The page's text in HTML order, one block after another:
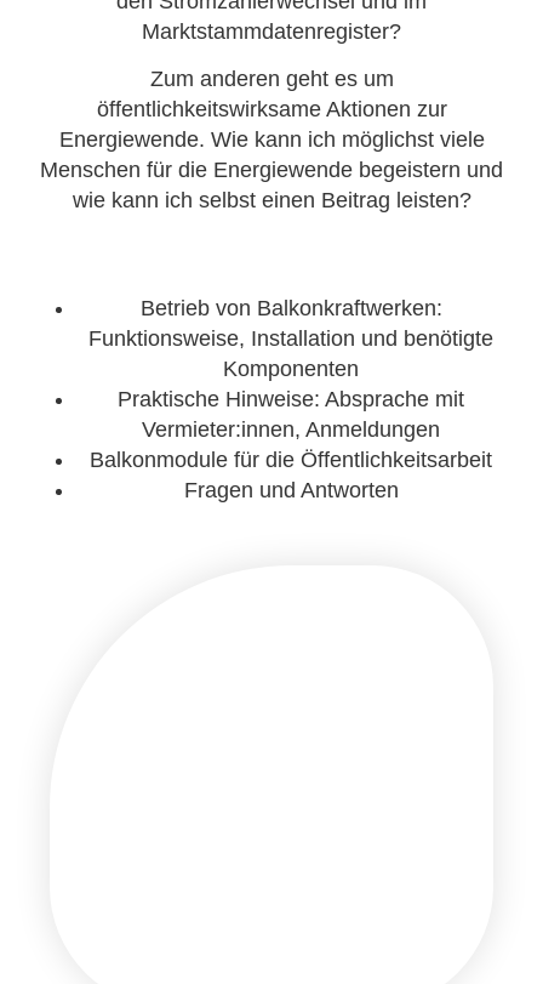
Marktstammdatenregister?
Zum anderen geht es um
öffentlichkeitswirksame Aktionen zur
Energiewende. Wie kann ich möglichst viele
Menschen für die Energiewende begeistern und
wie kann ich selbst einen Beitrag leisten?
Betrieb von Balkonkraftwerken:
Funktionsweise, Installation und benötigte
Komponenten
Praktische Hinweise: Absprache mit
Vermieter:innen, Anmeldungen
Balkonmodule für die Öffentlichkeitsarbeit
Fragen und Antworten